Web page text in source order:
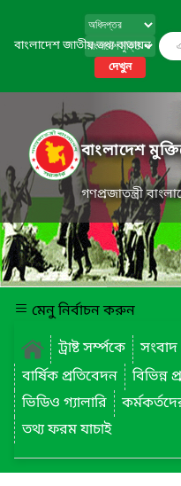
বাংলাদেশ জাতীয় তথ্য বাতায়ন
দেখুন
বাংলাদেশ
গণপ্রজাতন্ত্রী
মেনু নির্বাচন করুন
ট্রাষ্ট সর্ম্পকে
সংবাদ
বার্ষিক প্রতিবেদন
বিভিন্ন
ভিডিও গ্যালারি
তথ্য ফরম যাচাই